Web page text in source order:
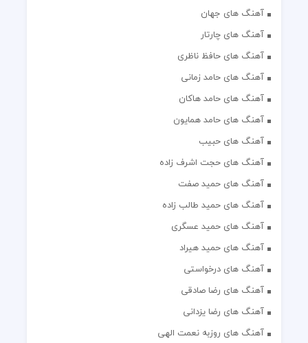
آهنگ های جهان
آهنگ های چارتار
آهنگ های حافظ ناظری
آهنگ های حامد زمانی
آهنگ های حامد هاکان
آهنگ های حامد همایون
آهنگ های حبیب
آهنگ های حجت اشرف زاده
آهنگ های حمید صفت
آهنگ های حمید طالب زاده
آهنگ های حمید عسگری
آهنگ های حمید هیراد
آهنگ های درخواستی
آهنگ های رضا صادقی
آهنگ های رضا یزدانی
آهنگ های روزبه نعمت الهی